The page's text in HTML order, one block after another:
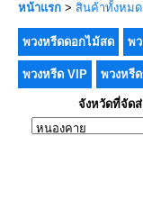
หน้าแรก > สินค้าทั้งหมด
พวงหรีดดอกไม้สด พ
พวงหรีด VIP พวงหรี
จังหวัดที่จัดส่